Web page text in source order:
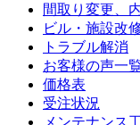
間取り変更、
ビル・施設改
トラブル解消
お客様の声一
価格表
受注状況